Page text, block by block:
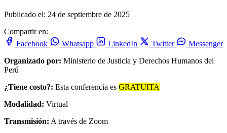
Publicado el: 24 de septiembre de 2025
Compartir en:
Facebook
Whatsapp LinkedIn Twitter
Messenger
Organizado por: Ministerio de Justicia y Derechos Humanos del
Perú
¿Tiene costo?: Esta conferencia es GRATUITA
Modalidad: Virtual
Transmisión: A través de Zoom